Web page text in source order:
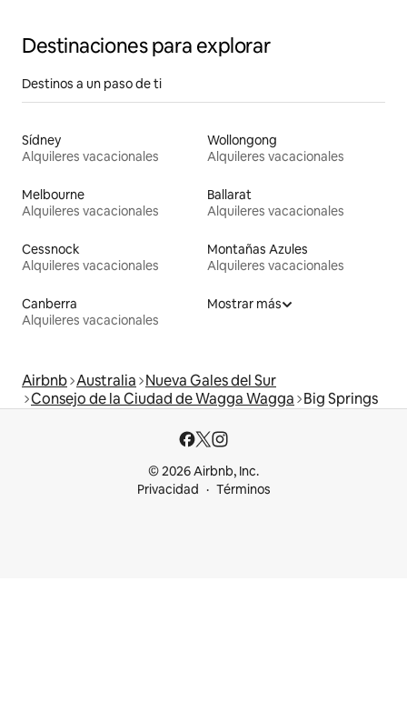
Destinaciones para explorar
Destinos a un paso de ti
Sídney
Alquileres vacacionales
Wollongong
Alquileres vacacionales
Melbourne
Alquileres vacacionales
Ballarat
Alquileres vacacionales
Cessnock
Alquileres vacacionales
Montañas Azules
Alquileres vacacionales
Canberra
Alquileres vacacionales
Mostrar más
Airbnb Australia Nueva Gales del Sur
Consejo de la Ciudad de Wagga Wagga Big Springs
© 2026 Airbnb, Inc.
Privacidad
Términos